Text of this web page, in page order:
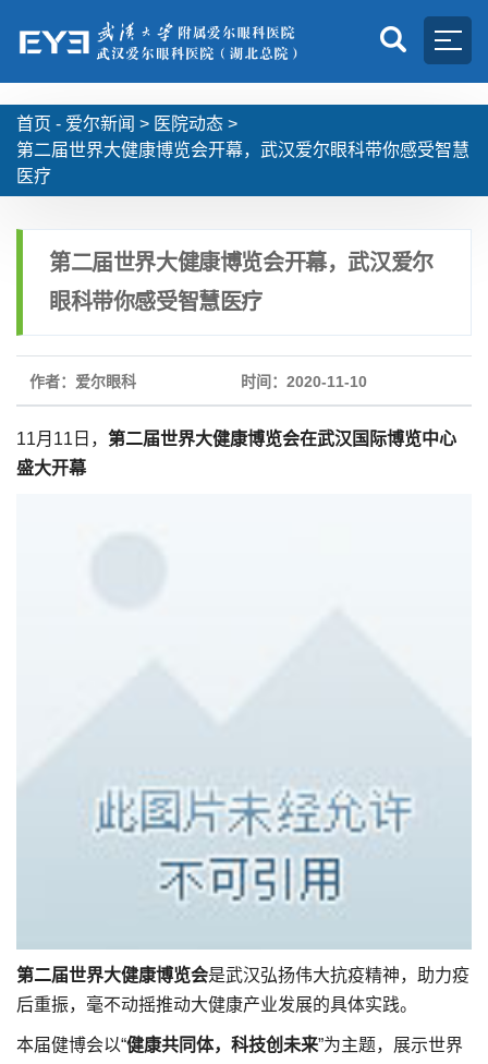
首页 - 爱尔新闻 > 医院动态 >
第二届世界大健康博览会开幕，武汉爱尔眼科带你感受智慧
医疗
第二届世界大健康博览会开幕，武汉爱尔
眼科带你感受智慧医疗
作者：爱尔眼科 时间：2020-11-10
11月11日， 第二届世界大健康博览会在武汉国际博览中心
盛大开幕
第二届世界大健康博览会是武汉弘扬伟大抗疫精神，助力疫
后重振，毫不动摇推动大健康产业发展的具体实践。
本届健博会以“健康共同体，科技创未来”为主题，展示世界